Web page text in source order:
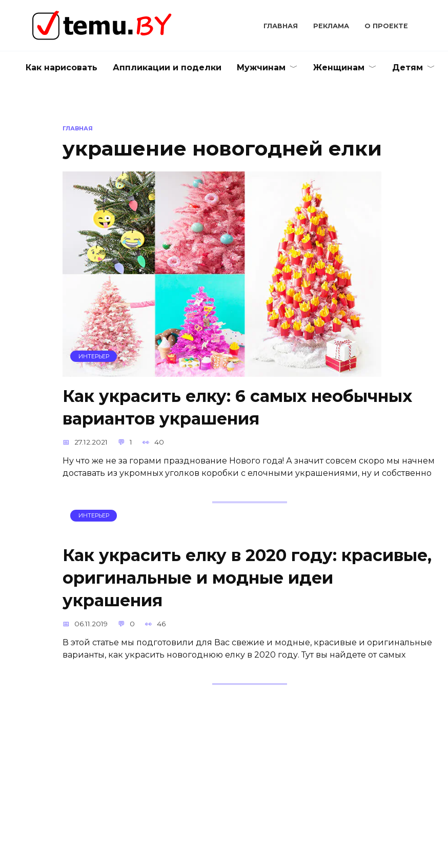
содержанию
ГЛАВНАЯ РЕКЛАМА О ПРОЕКТЕ
Как нарисовать Аппликации и поделки Мужчинам Женщинам Детям
ГЛАВНАЯ
украшение новогодней елки
ИНТЕРЬЕР
Как украсить елку: 6 самых необычных
вариантов украшения
27.12.2021 1 40
Ну что же не за горами празднование Нового года! А значит совсем скоро мы начнем
доставать из укромных уголков коробки с елочными украшениями, ну и собственно
ИНТЕРЬЕР
Как украсить елку в 2020 году: красивые,
оригинальные и модные идеи
украшения
06.11.2019 0 46
В этой статье мы подготовили для Вас свежие и модные, красивые и оригинальные
варианты, как украсить новогоднюю елку в 2020 году. Тут вы найдете от самых